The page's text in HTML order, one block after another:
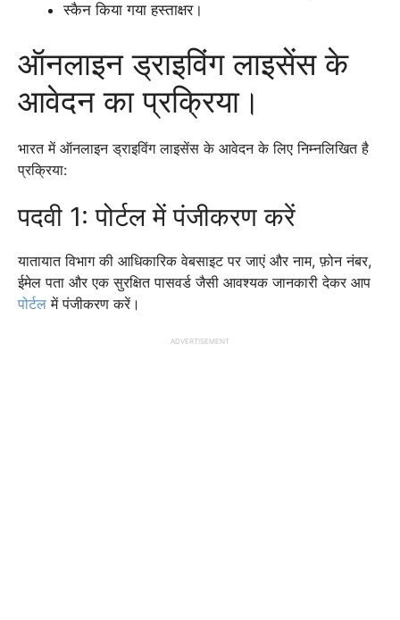
स्कैन किया गया हस्ताक्षर।
ऑनलाइन ड्राइविंग लाइसेंस के
आवेदन का प्रक्रिया।
भारत में ऑनलाइन ड्राइविंग लाइसेंस के आवेदन के लिए निम्नलिखित है
प्रक्रिया:
पदवी 1: पोर्टल में पंजीकरण करें
यातायात विभाग की आधिकारिक वेबसाइट पर जाएं और नाम, फ़ोन नंबर,
ईमेल पता और एक सुरक्षित पासवर्ड जैसी आवश्यक जानकारी देकर आप
पोर्टल में पंजीकरण करें।
ADVERTISEMENT